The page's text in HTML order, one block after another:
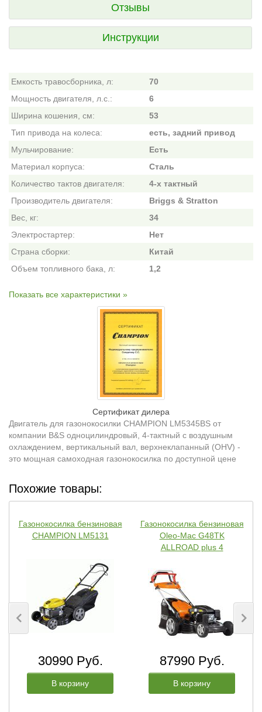
Отзывы
Инструкции
Емкость травосборника, л:
70
Мощность двигателя, л.с.:
6
Ширина кошения, см:
53
Тип привода на колеса:
есть, задний привод
Мульчирование:
Есть
Материал корпуса:
Сталь
Количество тактов двигателя:
4-х тактный
Производитель двигателя:
Briggs & Stratton
Вес, кг:
34
Электростартер:
Нет
Страна сборки:
Китай
Объем топливного бака, л:
1,2
Показать все характеристики »
Сертификат дилера
Двигатель для газонокосилки CHAMPION LM5345BS от
компании В&S одноцилиндровый, 4-тактный с воздушным
охлаждением, вертикальный вал, верхнеклапанный (OHV) -
это мощная самоходная газонокосилка по доступной цене
Похожие товары:
Газонокосилка бензиновая
CHAMPION LM5131
30990 Руб.
В корзину
Газонокосилка бензиновая
Oleo-Mac G48TK
ALLROAD plus 4
87990 Руб.
В корзину